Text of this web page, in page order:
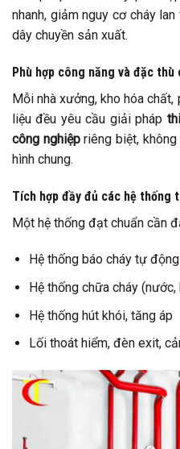
nhanh, giảm nguy cơ cháy
dây chuyền sản xuất.
Phù hợp công năng và đặc
Mỗi nhà xưởng, kho hóa
liệu đều yêu cầu giải pháp
công nghiệpriêng biệt, không
hình chung.
Tích hợp đầy đủ các hệ thống
Một hệ thống đạt chuẩn cần
Hệ thống báo cháy tự động
Hệ thống chữa cháy (nước,
Hệ thống hút khói, tăng áp
Lối thoát hiểm, đèn exit,